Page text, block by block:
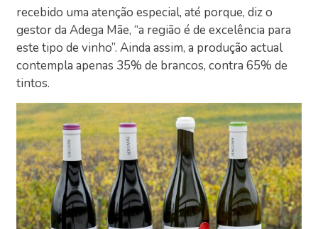
recebido uma atenção especial, até porque, diz o
gestor da Adega Mãe, “a região é de excelência para
este tipo de vinho”. Ainda assim, a produção actual
contempla apenas 35% de brancos, contra 65% de
tintos.